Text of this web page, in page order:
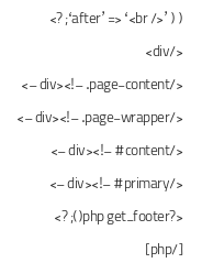
‘after’ => ‘<br />’ ) ); ?>
</div>
</div><!– .page-content –>
</div><!– .page-wrapper –>
</div><!– #content –>
</div><!– #primary –>
<?php get_footer(); ?>
[/php]